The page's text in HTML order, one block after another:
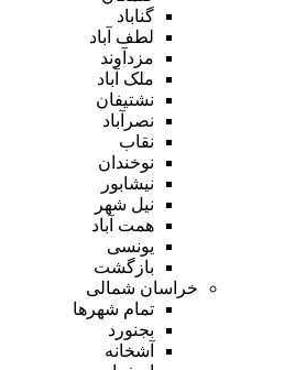
گناباد
لطف آباد
مزدآوند
ملک آباد
نشتیفان
نصرآباد
نقاب
نوخندان
نیشابور
نیل شهر
همت آباد
یونسی
بازگشت
خراسان شمالی
تمام شهر‌ها
بجنورد
آشخانه